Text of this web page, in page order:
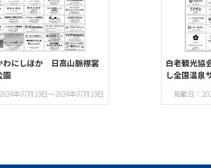
わにしほか 日高山脈襟裳
園
年07月19日～2024年07月19日
白老観光協
し全国温泉
掲載日：